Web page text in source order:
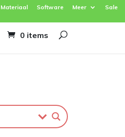
Materiaal Software Meer Sale
0 items